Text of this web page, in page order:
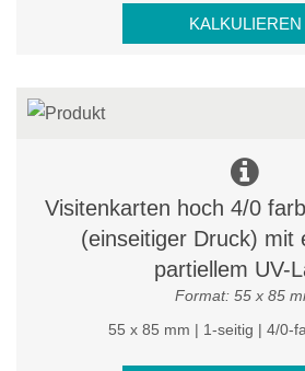
KALKULIEREN
Visitenkarten hoch 4/0
(einseitiger Druck) mit
partiellem UV-
Format: 55 x 85
55 x 85 mm | 1-seitig | 4/0-